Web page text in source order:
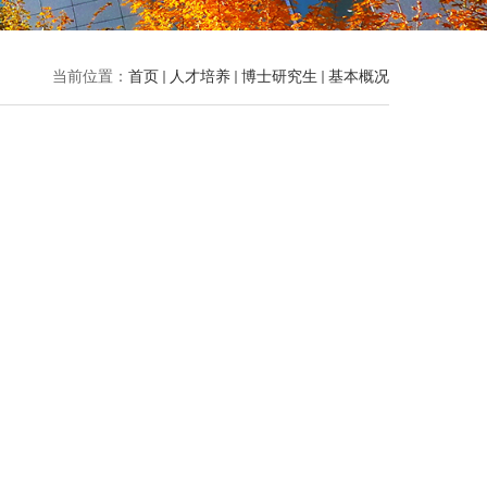
当前位置： 首页 人才培养 博士研究生 基本概况